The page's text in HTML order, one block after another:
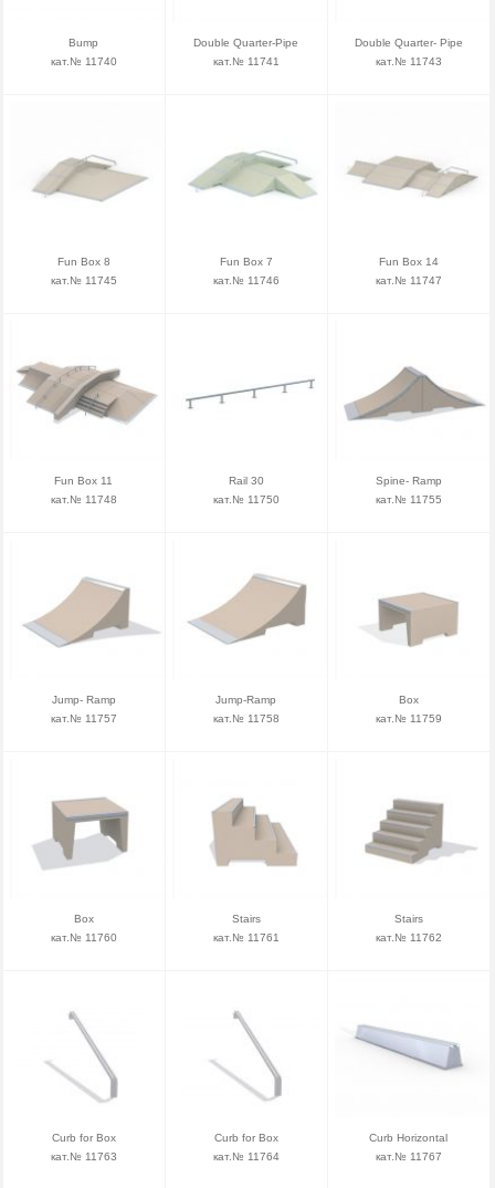
Bump
кат.№ 11740
Double Quarter-Pipe
кат.№ 11741
Double Quarter- Pipe
кат.№ 11743
Fun Box 8
кат.№ 11745
Fun Box 7
кат.№ 11746
Fun Box 14
кат.№ 11747
Fun Box 11
кат.№ 11748
Rail 30
кат.№ 11750
Spine- Ramp
кат.№ 11755
Jump- Ramp
кат.№ 11757
Jump-Ramp
кат.№ 11758
Box
кат.№ 11759
Box
кат.№ 11760
Stairs
кат.№ 11761
Stairs
кат.№ 11762
Curb for Box
кат.№ 11763
Curb for Box
кат.№ 11764
Curb Horizontal
кат.№ 11767